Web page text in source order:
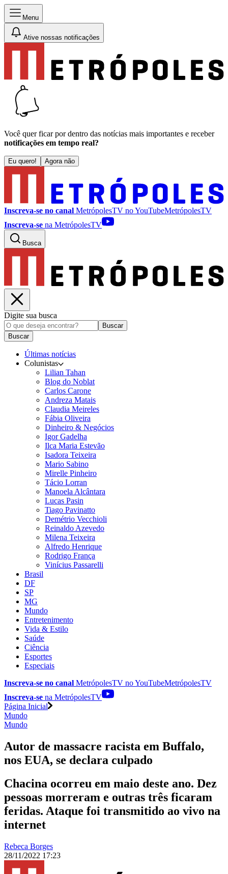
Menu
Ative nossas notificações
Você quer ficar por dentro das notícias mais importantes e receber
notificações em tempo real?
Eu quero! Agora não
Inscreva-se no canal MetrópolesTV noYouTubeMetrópolesTV
Inscreva-se na MetrópolesTV
Busca
Digite sua busca
Buscar
Buscar
Últimas notícias
Colunistas
Lilian Tahan
Blog do Noblat
Carlos Carone
Andreza Matais
Claudia Meireles
Fábia Oliveira
Dinheiro & Negócios
Igor Gadelha
Ilca Maria Estevão
Isadora Teixeira
Mario Sabino
Mirelle Pinheiro
Tácio Lorran
Manoela Alcântara
Lucas Pasin
Tiago Pavinatto
Demétrio Vecchioli
Reinaldo Azevedo
Milena Teixeira
Alfredo Henrique
Rodrigo França
Vinícius Passarelli
Brasil
DF
SP
MG
Mundo
Entretenimento
Vida & Estilo
Saúde
Ciência
Esportes
Especiais
Inscreva-se no canal MetrópolesTV noYouTubeMetrópolesTV
Inscreva-se na MetrópolesTV
Página Inicial
Mundo
Mundo
Autor de massacre racista em Buffalo,
nos EUA, se declara culpado
Chacina ocorreu em maio deste ano. Dez
pessoas morreram e outras três ficaram
feridas. Ataque foi transmitido ao vivo na
internet
Rebeca Borges
28/11/2022 17:23